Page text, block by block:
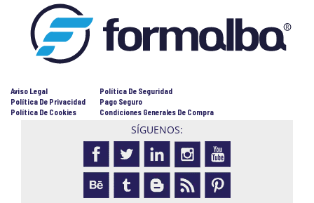
Aviso Legal
Política De Privacidad
Política De Cookies
Política De Seguridad
Pago Seguro
Condiciones Generales De Compra
SÍGUENOS: